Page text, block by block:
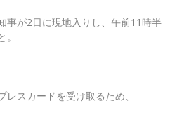
事が2日に現地入りし、午前11時半
スカードを受け取るため、